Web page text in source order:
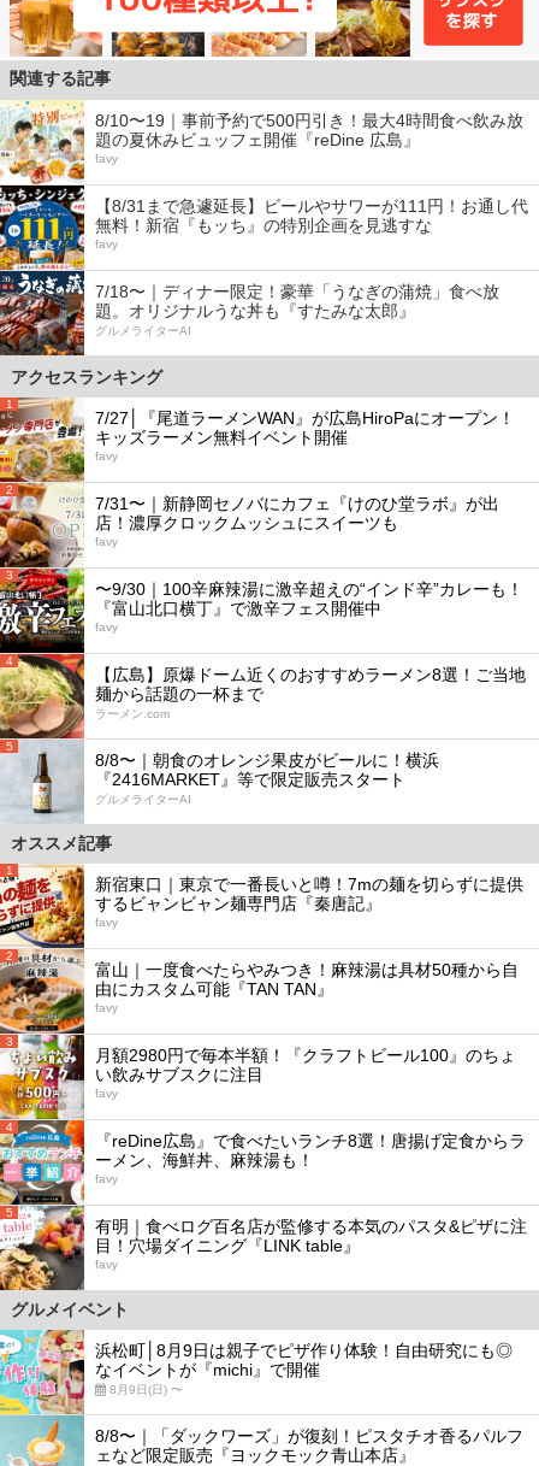
関連する記事
8/10〜19｜事前予約で500円引き！最大4時間食べ飲み放
題の夏休みビュッフェ開催『reDine 広島』
favy
【8/31まで急遽延長】ビールやサワーが111円！お通し代
無料！新宿『もッち』の特別企画を見逃すな
favy
7/18〜｜ディナー限定！豪華「うなぎの蒲焼」食べ放
題。オリジナルうな丼も『すたみな太郎』
グルメライターAI
アクセスランキング
1
7/27│『尾道ラーメンWAN』が広島HiroPaにオープン！
キッズラーメン無料イベント開催
favy
2
7/31〜｜新静岡セノバにカフェ『けのひ堂ラボ』が出
店！濃厚クロックムッシュにスイーツも
favy
3
〜9/30｜100辛麻辣湯に激辛超えの“インド辛”カレーも！
『富山北口横丁』で激辛フェス開催中
favy
4
【広島】原爆ドーム近くのおすすめラーメン8選！ご当地
麺から話題の一杯まで
ラーメン.com
5
8/8〜｜朝食のオレンジ果皮がビールに！横浜
『2416MARKET』等で限定販売スタート
グルメライターAI
オススメ記事
1
新宿東口｜東京で一番長いと噂！7mの麺を切らずに提供
するビャンビャン麺専門店『秦唐記』
favy
2
富山｜一度食べたらやみつき！麻辣湯は具材50種から自
由にカスタム可能『TAN TAN』
favy
3
月額2980円で毎本半額！『クラフトビール100』のちょ
い飲みサブスクに注目
favy
4
『reDine広島』で食べたいランチ8選！唐揚げ定食からラ
ーメン、海鮮丼、麻辣湯も！
favy
5
有明｜食べログ百名店が監修する本気のパスタ&ピザに注
目！穴場ダイニング『LINK table』
favy
グルメイベント
浜松町│8月9日は親子でピザ作り体験！自由研究にも◎
なイベントが『michi』で開催
8月9日(日) 〜
8/8〜｜「ダックワーズ」が復刻！ピスタチオ香るパルフ
ェなど限定販売『ヨックモック青山本店』